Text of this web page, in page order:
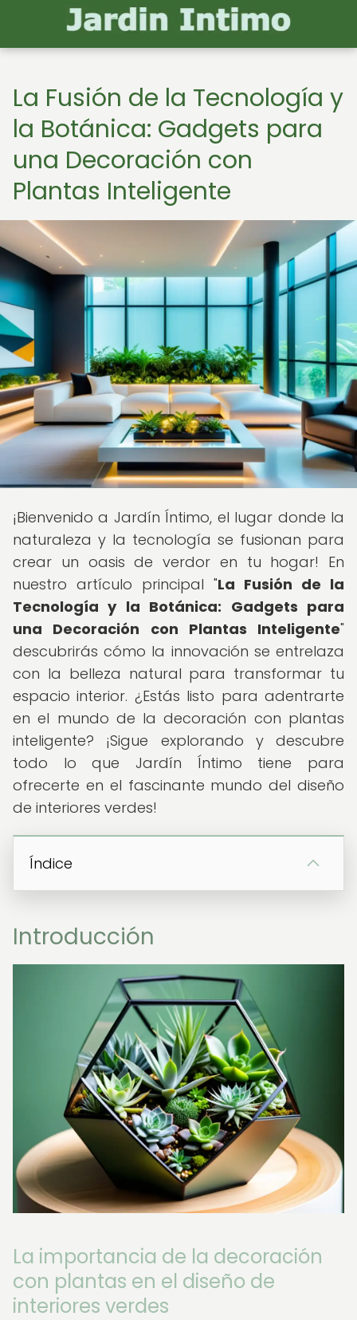
La Fusión de la Tecnología y
la Botánica: Gadgets para
una Decoración con
Plantas Inteligente
¡Bienvenido a Jardín Íntimo, el lugar donde la
naturaleza y la tecnología se fusionan para
crear un oasis de verdor en tu hogar! En
nuestro artículo principal "La Fusión de la
Tecnología y la Botánica: Gadgets para
una Decoración con Plantas Inteligente"
descubrirás cómo la innovación se entrelaza
con la belleza natural para transformar tu
espacio interior. ¿Estás listo para adentrarte
en el mundo de la decoración con plantas
inteligente? ¡Sigue explorando y descubre
todo lo que Jardín Íntimo tiene para
ofrecerte en el fascinante mundo del diseño
de interiores verdes!
Índice
Introducción
La importancia de la decoración
con plantas en el diseño de
interiores verdes